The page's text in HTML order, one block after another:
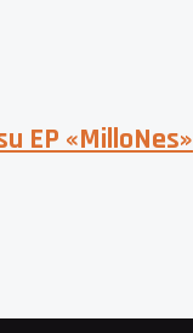
EP «MilloNes»